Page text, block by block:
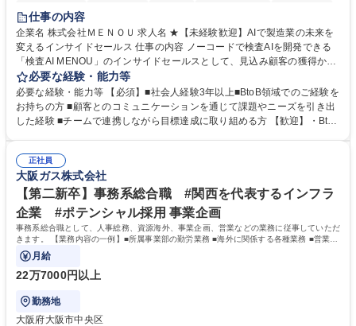
時短勤務あり
駅近5分以内
土日祝休み 服装自由
仕事の内容
企業名 株式会社ＭＥＮＯＵ 求人名 ★【未経験歓迎】AIで製造業の未来を
変えるインサイドセールス 仕事の内容 ノーコードで検査AIを開発できる
「検査AI MENOU」のインサイドセールスとして、見込み顧客の獲得から
商談機会の創出までを担っていただきます。マーケティングとフィールド
セールスをつなぐ役割として、 適切なタイミングで顧客とコミュニケーシ
ョンを取りながら、受注につながる商談機会の最大化を目指します。 【具
体的な仕事内容】 リードへの電話・メールによるアプローチ/リードナー
実行/フィールドセールスへの案件連携 募集職種 ★【未経験歓迎】AIで製
造業の未来を変えるインサイドセールス
必要な経験・能力等
必要な経験・能力等 【必須】■社会人経験3年以上■BtoB領域でのご経験を
お持ちの方 ■顧客とのコミュニケーションを通じて課題やニーズを引き出
した経験 ■チームで連携しながら目標達成に取り組める方 【歓迎】・BtoB
企画・実行経験 ・CRM・リードナーチャリングに関する知見 ・データを
もとに営業プロセスを改善した経験 学歴・資格 学歴：大学院 大学 高専 短
大 専修学校 高校 語学力： 資格：
正社員
大阪ガス株式会社
【第二新卒】事務系総合職 #関西を代表するインフラ
企業 #ポテンシャル採用 事業企画
事務系総合職として、人事総務、資源海外、事業企画、営業などの業務に従事していただ
きます。 【業務内容の一例】■所属事業部の勤労業務 ■海外に関係する各種業務 ■営業部
門の企画スタッフ、ルート営業
月給
22万7000円以上
勤務地
大阪府大阪市中央区